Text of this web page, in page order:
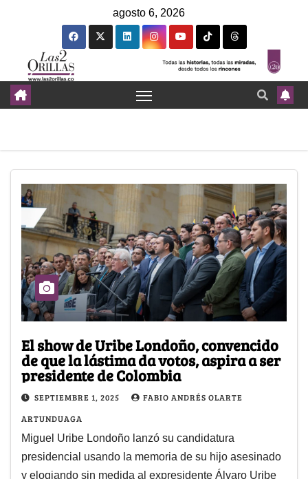
agosto 6, 2026
El show de Uribe Londoño, convencido
de que la lástima da votos, aspira a ser
presidente de Colombia
SEPTIEMBRE 1, 2025
FABIO ANDRÉS OLARTE
ARTUNDUAGA
Miguel Uribe Londoño lanzó su candidatura
presidencial usando la memoria de su hijo asesinado
y elogiando sin medida al expresidente Álvaro Uribe